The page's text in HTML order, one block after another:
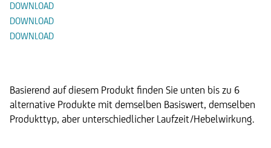
DOWNLOAD
DOWNLOAD
DOWNLOAD
Basierend auf diesem Produkt finden Sie unten bis zu 6
alternative Produkte mit demselben Basiswert, demselben
Produkttyp, aber unterschiedlicher Laufzeit/Hebelwirkung.